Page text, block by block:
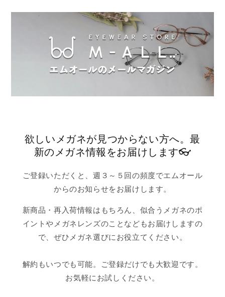
欲しいメガネが見つからない方へ。最
新のメガネ情報をお届けします👓
ご登録いただくと、週３～５回の頻度でエムオール
からのお知らせをお届けします。
新商品・再入荷情報はもちろん、似合うメガネのポ
イントやメガネレンズのことなどもお届けしますの
で、ぜひメガネ選びにお役立てください。
解約もいつでも可能。ご登録だけでも大歓迎です。
お気軽にお試しください。